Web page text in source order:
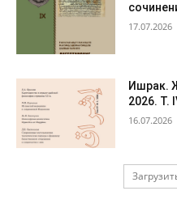
17.07.2026
Ишрак.
2026. Т.
16.07.2026